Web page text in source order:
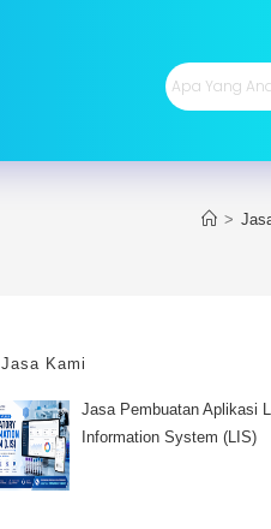
>
Jasa Kami
Jasa Pembuatan Aplikasi
Information System (LIS)